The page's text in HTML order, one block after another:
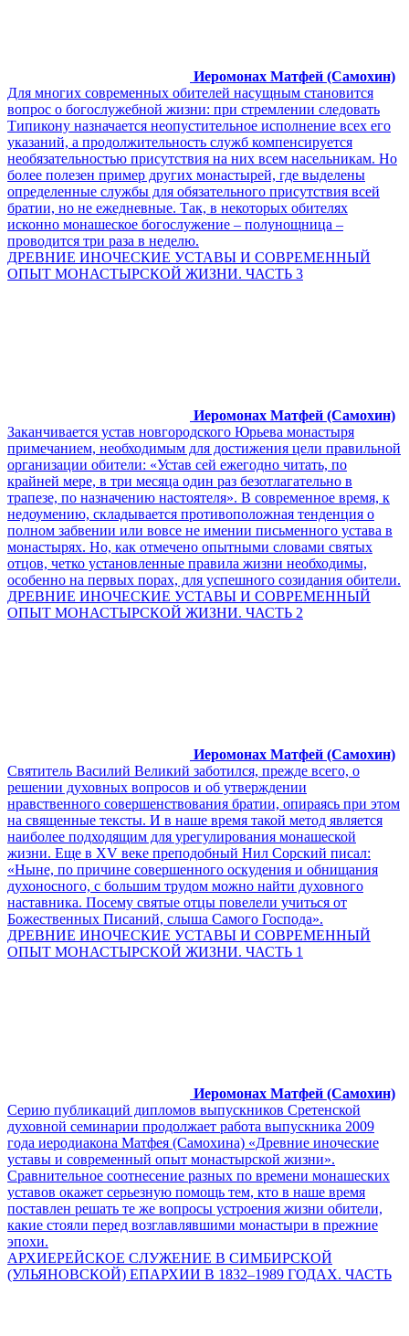
Иеромонах Матфей (Самохин)
Для многих современных обителей насущным становится
вопрос о богослужебной жизни: при стремлении следовать
Типикону назначается неопустительное исполнение всех его
указаний, а продолжительность служб компенсируется
необязательностью присутствия на них всем насельникам. Но
более полезен пример других монастырей, где выделены
определенные службы для обязательного присутствия всей
братии, но не ежедневные. Так, в некоторых обителях
исконно монашеское богослужение – полунощница –
проводится три раза в неделю.
ДРЕВНИЕ ИНОЧЕСКИЕ УСТАВЫ И СОВРЕМЕННЫЙ
ОПЫТ МОНАСТЫРСКОЙ ЖИЗНИ. ЧАСТЬ 3
Иеромонах Матфей (Самохин)
Заканчивается устав новгородского Юрьева монастыря
примечанием, необходимым для достижения цели правильной
организации обители: «Устав сей ежегодно читать, по
крайней мере, в три месяца один раз безотлагательно в
трапезе, по назначению настоятеля». В современное время, к
недоумению, складывается противоположная тенденция о
полном забвении или вовсе не имении письменного устава в
монастырях. Но, как отмечено опытными словами святых
отцов, четко установленные правила жизни необходимы,
особенно на первых порах, для успешного созидания обители.
ДРЕВНИЕ ИНОЧЕСКИЕ УСТАВЫ И СОВРЕМЕННЫЙ
ОПЫТ МОНАСТЫРСКОЙ ЖИЗНИ. ЧАСТЬ 2
Иеромонах Матфей (Самохин)
Святитель Василий Великий заботился, прежде всего, о
решении духовных вопросов и об утверждении
нравственного совершенствования братии, опираясь при этом
на священные тексты. И в наше время такой метод является
наиболее подходящим для урегулирования монашеской
жизни. Еще в XV веке преподобный Нил Сорский писал:
«Ныне, по причине совершенного оскудения и обнищания
духоносного, с большим трудом можно найти духовного
наставника. Посему святые отцы повелели учиться от
Божественных Писаний, слыша Самого Господа».
ДРЕВНИЕ ИНОЧЕСКИЕ УСТАВЫ И СОВРЕМЕННЫЙ
ОПЫТ МОНАСТЫРСКОЙ ЖИЗНИ. ЧАСТЬ 1
Иеромонах Матфей (Самохин)
Серию публикаций дипломов выпускников Сретенской
духовной семинарии продолжает работа выпускника 2009
года иеродиакона Матфея (Самохина) «Древние иноческие
уставы и современный опыт монастырской жизни».
Сравнительное соотнесение разных по времени монашеских
уставов окажет серьезную помощь тем, кто в наше время
поставлен решать те же вопросы устроения жизни обители,
какие стояли перед возглавлявшими монастыри в прежние
эпохи.
АРХИЕРЕЙСКОЕ СЛУЖЕНИЕ В СИМБИРСКОЙ
(УЛЬЯНОВСКОЙ) ЕПАРХИИ В 1832–1989 ГОДАХ. ЧАСТЬ